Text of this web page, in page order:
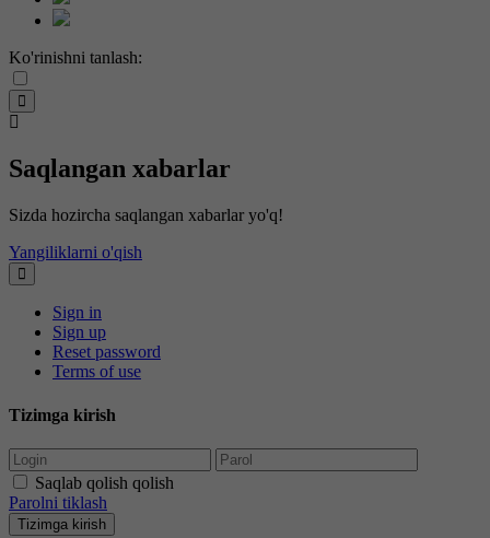
Ko'rinishni tanlash:
Saqlangan xabarlar
Sizda hozircha saqlangan xabarlar yo'q!
Yangiliklarni o'qish
Sign in
Sign up
Reset password
Terms of use
Tizimga kirish
Saqlab qolish qolish
Parolni tiklash
Tizimga kirish